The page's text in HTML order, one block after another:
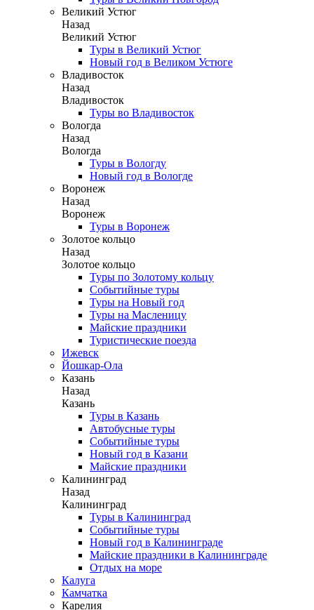
Великий Устюг
Назад
Великий Устюг
Туры в Великий Устюг
Новый год в Великом Устюге
Владивосток
Назад
Владивосток
Туры во Владивосток
Вологда
Назад
Вологда
Туры в Вологду
Новый год в Вологде
Воронеж
Назад
Воронеж
Туры в Воронеж
Золотое кольцо
Назад
Золотое кольцо
Туры по Золотому кольцу
Событийные туры
Туры на Новый год
Туры на Масленицу
Майские праздники
Туристические поезда
Ижевск
Йошкар-Ола
Казань
Назад
Казань
Туры в Казань
Автобусные туры
Событийные туры
Новый год в Казани
Майские праздники
Калининград
Назад
Калининград
Туры в Калининград
Событийные туры
Новый год в Калининграде
Майские праздники в Калининграде
Отдых на море
Калуга
Камчатка
Карелия